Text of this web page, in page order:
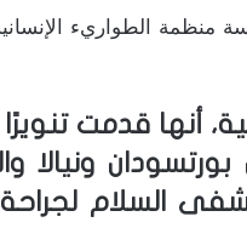
منظمة الطواريء
قدمت تنويرًا
ونيالا
السلام